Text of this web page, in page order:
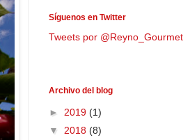
Síguenos en Twitter
Tweets por @Reyno_Gourmet
Archivo del blog
► 2019 (1)
▼ 2018 (8)